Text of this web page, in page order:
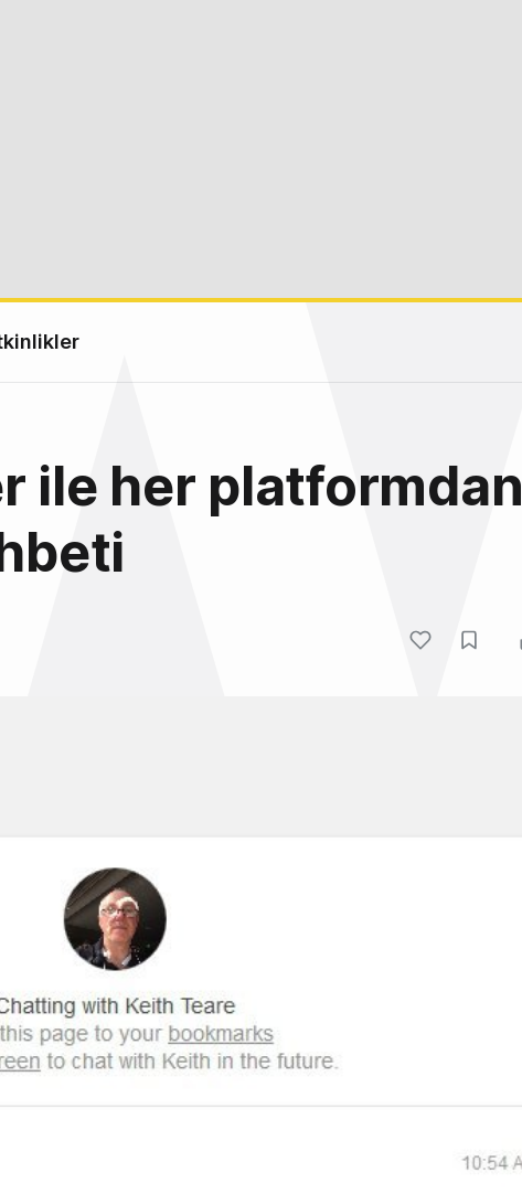
ile her platformdan